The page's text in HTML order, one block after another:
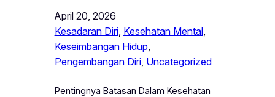
April 20, 2026
Kesadaran Diri, Kesehatan Mental
Keseimbangan Hidup
Pengembangan Diri, Uncategorized
Pentingnya Batasan Dalam Kesehatan